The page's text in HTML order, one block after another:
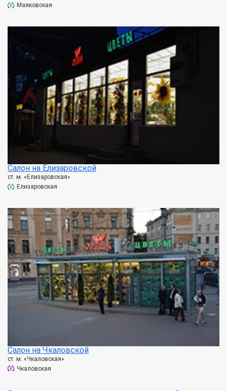
Маяковская
Салон на Елизаровской
ст. м. «Елизаровская»
Елизаровская
Салон на Чкаловской
ст. м. «Чкаловская»
Чкаловская